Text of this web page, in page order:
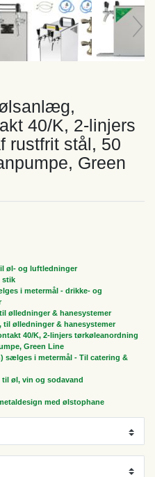
40/K, 2-linjers
rustfrit stål, 50
Green
øl- og luftledninger
stik
i metermål - drikke- og
ølledninger & hanesystemer
til ølledninger & hanesystemer
40/K, 2-linjers tørkøleanordning
Green Line
sælges i metermål - Til catering &
til øl, vin og sodavand
med ølstophane